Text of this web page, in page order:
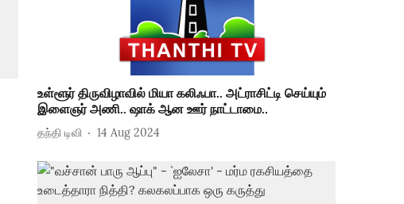
உள்ளூர் திருவிழாவில் மியா கலிஃபா.. அட்ராசிட்டி செய்யும்
இளைஞர் அணி.. ஷாக் ஆன ஊர் நாட்டாமை..
தந்தி டிவி 14 Aug 2024